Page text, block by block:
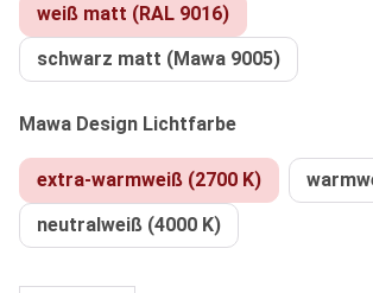
weiß matt (RAL 9016)
schwarz matt (Mawa 9005)
Mawa Design Lichtfarbeauswählen
extra-warmweiß (2700 K)
neutralweiß (4000 K)